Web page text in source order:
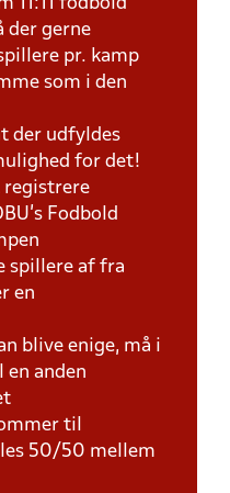
11:11 fodbold
der gerne
pr. kamp
som i den
der udfyldes
for det!
registrere
Fodbold
spillere af fra
en
blive enige, må i
anden
til
50/50 mellem